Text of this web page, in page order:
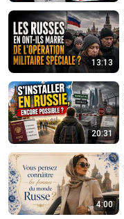
13:13
20:31
4:00